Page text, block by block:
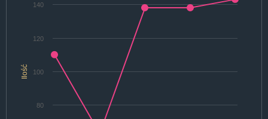
Ilość
80
100
120
140